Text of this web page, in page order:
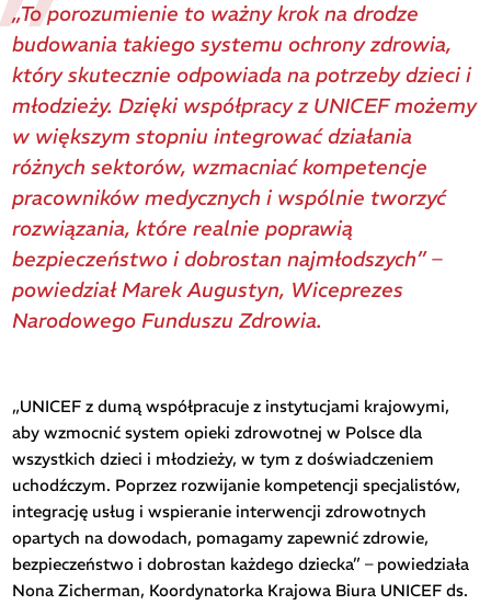
„To porozumienie to ważny krok na drodze
budowania takiego systemu ochrony zdrowia,
który skutecznie odpowiada na potrzeby dzieci i
młodzieży. Dzięki współpracy z UNICEF możemy
w większym stopniu integrować działania
różnych sektorów, wzmacniać kompetencje
pracowników medycznych i wspólnie tworzyć
rozwiązania, które realnie poprawią
bezpieczeństwo i dobrostan najmłodszych” –
powiedział Marek Augustyn, Wiceprezes
Narodowego Funduszu Zdrowia.
„UNICEF z dumą współpracuje z instytucjami krajowymi,
aby wzmocnić system opieki zdrowotnej w Polsce dla
wszystkich dzieci i młodzieży, w tym z doświadczeniem
uchodźczym. Poprzez rozwijanie kompetencji specjalistów,
integrację usług i wspieranie interwencji zdrowotnych
opartych na dowodach, pomagamy zapewnić zdrowie,
bezpieczeństwo i dobrostan każdego dziecka” – powiedziała
Nona Zicherman, Koordynatorka Krajowa Biura UNICEF ds.